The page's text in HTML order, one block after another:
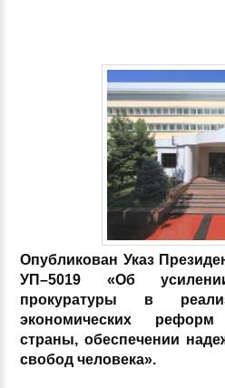
Опубликован Указ
УП–5019 «Об
прокуратуры в
экономических
страны, обеспечении
свобод человека».